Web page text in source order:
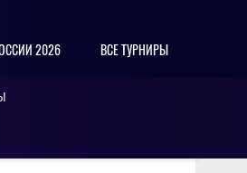
2026 ВСЕ ТУРНИРЫ